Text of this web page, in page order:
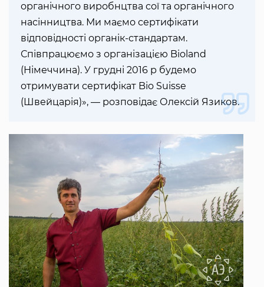
органічного виробнцтва сої та органічного
насінництва. Ми маємо сертифікати
відповідності органік-стандартам.
Співпрацюємо з організацією Bioland
(Німеччина). У грудні 2016 р будемо
отримувати сертифікат Bio Suisse
(Швейцарія)», — розповідає Олексій Язиков.